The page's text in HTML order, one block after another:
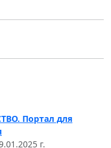
Портал для
г.